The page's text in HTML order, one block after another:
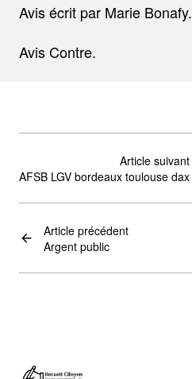
Avis écrit par Marie Bonafy.
Avis Contre.
Article précédent
Argent public
Article suivant
AFSB LGV bordeaux toulouse dax